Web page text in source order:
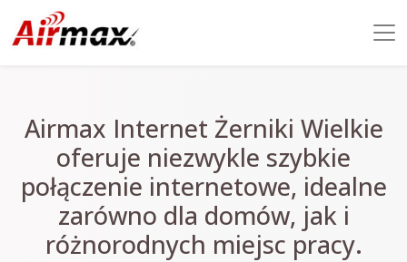
Airmax Internet Żerniki Wielkie
oferuje niezwykle szybkie
połączenie internetowe, idealne
zarówno dla domów, jak i
różnorodnych miejsc pracy.